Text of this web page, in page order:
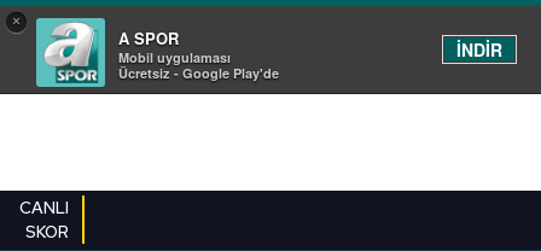
×
A SPOR
Mobil uygulaması
Ücretsiz - Google Play'de
İNDİR
CANLI
SKOR
EN YENILER